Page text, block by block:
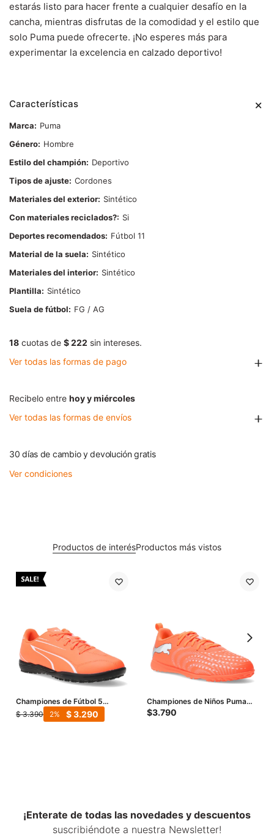
estarás listo para hacer frente a cualquier desafío en la
cancha, mientras disfrutas de la comodidad y el estilo que
solo Puma puede ofrecerte. ¡No esperes más para
experimentar la excelencia en calzado deportivo!
Características
Marca
Puma
Género
Hombre
Estilo del champión
Deportivo
Tipos de ajuste Cordones
Materiales del exterior
Sintético
Con materiales reciclados?
Si
Deportes recomendados
Fútbol 11
Material de la suela
Sintético
Materiales del interior
Sintético
Plantilla
Sintético
Suela de fútbol
FG / AG
18 cuotas de $ 222 sin intereses.
Ver todas las formas de pago
Recibelo entre hoy y miércoles
Ver todas las formas de envíos
30 días de cambio y devolución gratis
Ver condiciones
Productos de interésProductos más vistos
Championes de Fútbol 5
Infantiles Puma Vitoria TT -
Anaranjado - Blanco
$ 3.390 $3.290
2
Championes de Niños Puma
Futbol 5 Future 9 Play Tt Jrs -
$3.790
¡Enterate de todas las novedades y descuentos
suscribiéndote a nuestra Newsletter!